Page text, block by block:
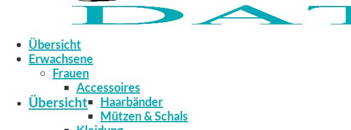
Übersicht
Übersicht
Erwachsene
Frauen
Accessoires
Haarbänder
Mützen & Schals